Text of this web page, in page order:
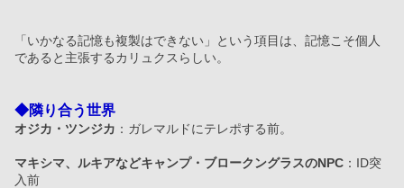
「いかなる記憶も複製はできない」という項目は、記憶こそ個人
であると主張するカリュクスらしい。
◆隣り合う世界
オジカ・ツンジカ ：ガレマルドにテレポする前。
マキシマ、ルキアなどキャンプ・ブロークングラスのNPC：ID突
入前